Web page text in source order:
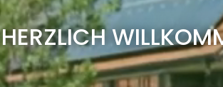
HERZLICH